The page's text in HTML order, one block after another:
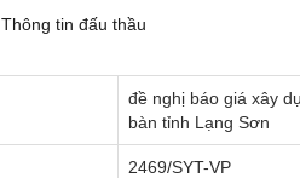
Thông tin đấu thầu
đề nghị báo giá xây
bàn tỉnh Lạng Sơn
2469/SYT-VP